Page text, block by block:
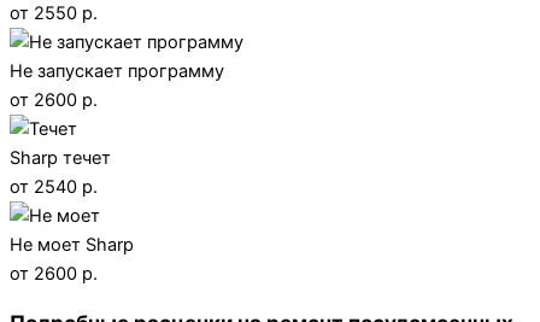
от 2550 р.
Не запускает программу
от 2600 р.
Sharp течет
от 2540 р.
Не моет Sharp
от 2600 р.